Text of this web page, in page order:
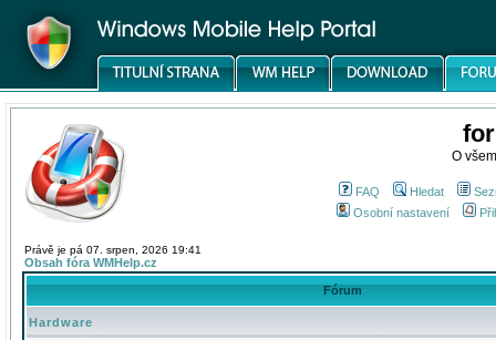
O
FAQ Hledat
Osobní nastavení
Právě je pá 07. srpen, 2026 19:41
Obsah fóra WMHelp.cz
Fórum
Hardware